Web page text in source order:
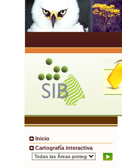
Inicio
Cartografía interactiva